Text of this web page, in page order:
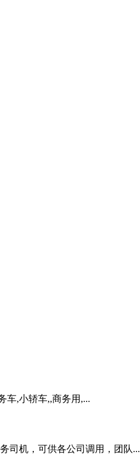
车,小轿车,,商务用,...
司机，可供各公司调用，团队...